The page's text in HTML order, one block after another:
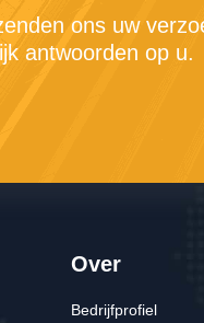
ons uw
antwoorden op u.
Over
Bedrijfprofiel